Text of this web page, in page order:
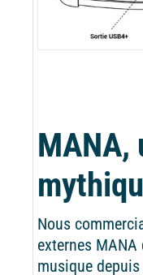
MANA,
Nous
externes
musique